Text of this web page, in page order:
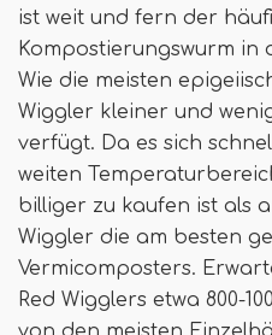
ist weit und fern der
Kompostierungswurm in
Wie die meisten
Wiggler kleiner und
verfügt. Da es sich
weiten
billiger zu kaufen ist als
Wiggler die am besten
Vermicomposters.
Red Wigglers etwa 800-